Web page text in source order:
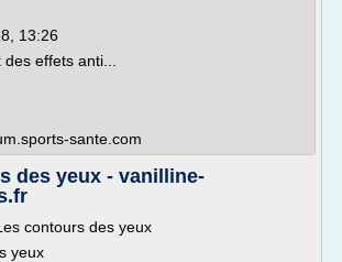
13:26
effets anti...
sante.com
des yeux - vanilline-
contours des yeux
yeux